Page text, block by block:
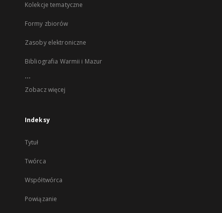
Kolekcje tematyczne
Formy zbiorów
Zasoby elektroniczne
Bibliografia Warmii i Mazur
...
Zobacz więcej
Indeksy
Tytuł
Twórca
Współtwórca
Powiązanie